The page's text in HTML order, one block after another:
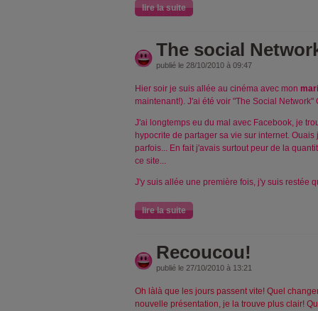
lire la suite
The social
publié le 28/10/2010 à 09:47
Hier soir je suis allée au cinéma avec mon
maintenant!). J'ai été voir "The Social
J'ai longtemps eu du mal avec Facebook, je
hypocrite de partager sa vie sur internet.
parfois... En fait j'avais surtout peur de la
ce site...
J'y suis allée une première fois, j'y suis restée
lire la suite
Recoucou!
publié le 27/10/2010 à 13:21
Oh làlà que les jours passent vite! Quel
nouvelle présentation, je la trouve plus clair!